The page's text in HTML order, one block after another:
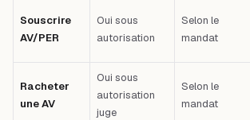
Souscrire
AV/PER
Oui sous
autorisation
Selon le
mandat
Racheter
une AV
Oui sous
autorisation
juge
Selon le
mandat